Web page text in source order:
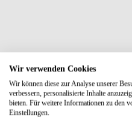
Wir verwenden Cookies
Wir können diese zur Analyse unserer
verbessern, personalisierte Inhalte
bieten. Für weitere Informationen zu den
Einstellungen.